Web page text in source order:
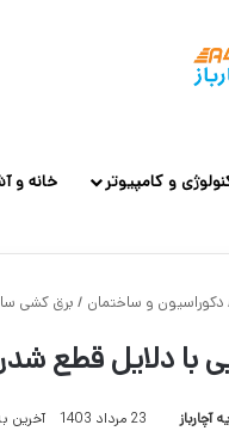
و کامپیوتر خانه و
دکوراسیون و ساختمان / برق کشی
با دلایل قطع
آچارباز 23 مرداد 1403 آخرین به